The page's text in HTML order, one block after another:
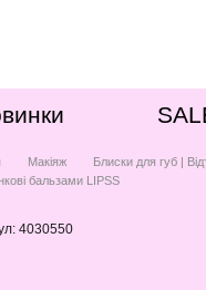
Макіяж
Блиски для губ |
бальзами LIPSS
4030550